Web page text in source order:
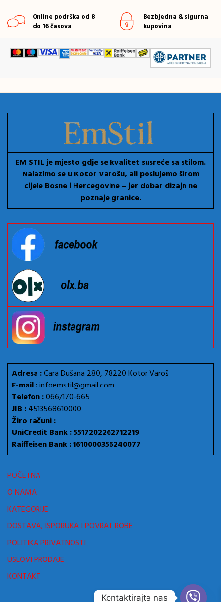
Online podrška od 8
do 16 časova
Bezbjedna & sigurna
kupovina
EM STIL je mjesto gdje se kvalitet susreće sa stilom.
Nalazimo se u Kotor Varošu, ali poslujemo širom
cijele Bosne i Hercegovine – jer dobar dizajn ne
poznaje granice.
Adresa :Cara Dušana 280, 78220 Kotor Varoš
E-mail :infoemstil@gmail.com
Telefon :066/170-665
JIB :4513568610000
Žiro računi :
UniCredit Bank : 5517202262712219
Raiffeisen Bank : 1610000356240077
POČETNA
O NAMA
KATEGORIJE
DOSTAVA, ISPORUKA I POVRAT ROBE
POLITIKA PRIVATNOSTI
USLOVI PRODAJE
KONTAKT
Kontaktirajte nas